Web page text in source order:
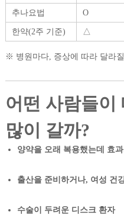
추나요법 O
한약(2주 기준) △
※ 병원마다, 증상에 따라 달라
어떤 사람들이
많이 갈까?
양약을 오래 복용했는데 효
출산을 준비하거나, 여성 건
수술이 두려운 디스크 환자